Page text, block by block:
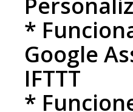
*
Google
IFTTT
*